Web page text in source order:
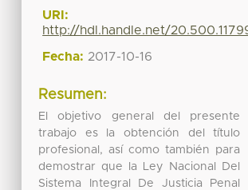
URI:
http://hdl.handle.net/
Fecha: 2017-10-16
Resumen:
El objetivo general del presente
trabajo es la obtención del título
profesional, así como también para
demostrar que la Ley Nacional Del
Sistema Integral De Justicia Penal